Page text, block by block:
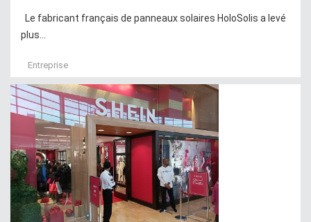
Le fabricant français de panneaux solaires HoloSolis a levé
plus...
Entreprise